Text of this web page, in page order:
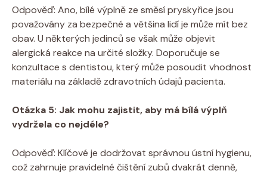
Odpověď: Ano, bílé výplně ze směsí pryskyřice jsou
považovány za bezpečné a většina lidí je může mít bez
obav. U některých jedinců se však může objevit
alergická reakce na určité složky. Doporučuje se
konzultace s dentistou, který může posoudit vhodnost
materiálu na základě zdravotních údajů pacienta.
Otázka 5: Jak mohu zajistit, aby má bílá výplň
vydržela co nejdéle?
Odpověď: Klíčové je dodržovat správnou ústní hygienu,
což zahrnuje pravidelné čištění zubů dvakrát denně,